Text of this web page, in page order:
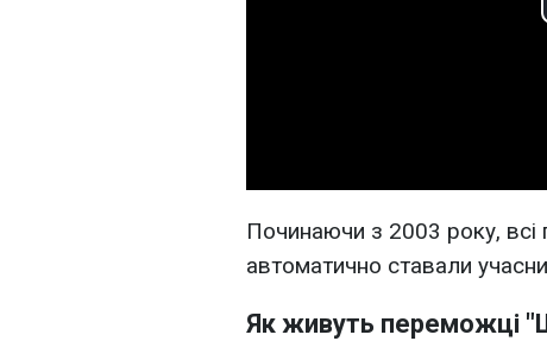
Починаючи з 2003 року,
автоматично ставали
Як живуть переможці